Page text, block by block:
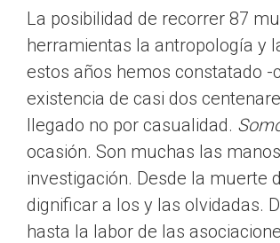
La posibilidad de recorrer 87
herramientas la antropología y
estos años hemos constatado
existencia de casi dos
llegado no por casualidad.
ocasión. Son muchas las
investigación. Desde la muerte
dignificar a los y las olvidadas.
hasta la labor de las